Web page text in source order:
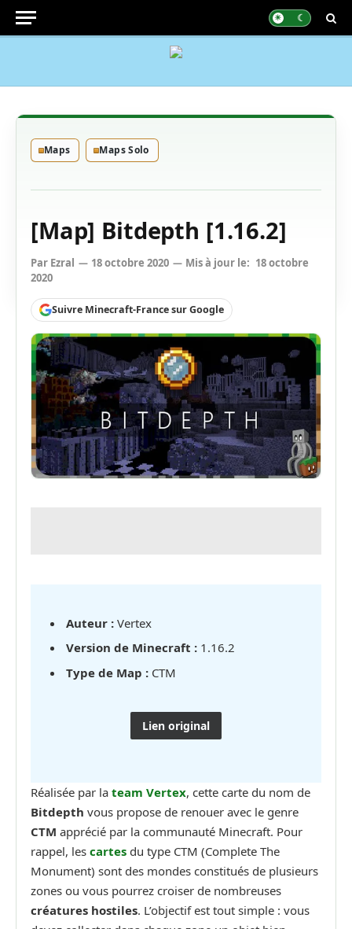
Maps Maps Solo
[Map] Bitdepth [1.16.2]
Par Ezral 18 octobre 2020 Mis à jour le: 18 octobre
2020
Suivre Minecraft-France sur Google
Auteur : Vertex
Version de Minecraft : 1.16.2
Type de Map : CTM
Lien original
Réalisée par la team Vertex, cette carte du nom de
Bitdepth vous propose de renouer avec le genre
CTM apprécié par la communauté Minecraft. Pour
rappel, les cartes du type CTM (Complete The
Monument) sont des mondes constitués de plusieurs
zones ou vous pourrez croiser de nombreuses
créatures hostiles. L’objectif est tout simple : vous